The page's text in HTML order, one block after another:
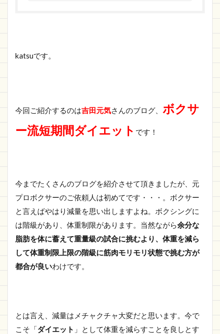
katsuです。
今回ご紹介するのは吉田元気さんのブログ、 ボクサ
ー流短期間ダイエット です！
今までたくさんのブログを紹介させて頂きましたが、元
プロボクサーのご依頼人は初めてです・・・。ボクサー
と言えばやはり減量を思い出しますよね。ボクシングに
は階級があり、体重制限があります。当然ながら余分な
脂肪を体に蓄えて重量級の試合に挑むより、体重を減ら
して体重制限上限の階級に筋肉モリモリ状態で挑む方が
都合が良いわけです。
とは言え、減量はメチャクチャ大変だと思います。今で
こそ「ダイエット 」として体重を減らすことを良しとす